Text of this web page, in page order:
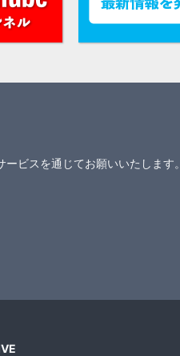
ビスを通じてお願いいたします。